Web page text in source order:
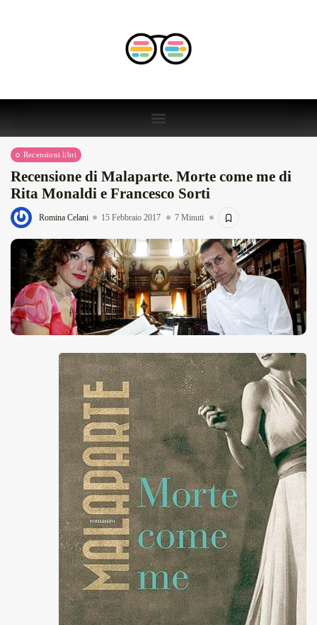
Recensioni libri
Recensione di Malaparte. Morte come me di
Rita Monaldi e Francesco Sorti
Romina Celani 15 Febbraio 2017 7 Minuti